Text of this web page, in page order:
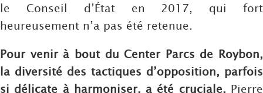
le Conseil d’État en 2017, qui fort
heureusement n’a pas été retenue.
Pour venir à bout du Center Parcs de Roybon,
la diversité des tactiques d’opposition, parfois
si délicate à harmoniser, a été cruciale. Pierre